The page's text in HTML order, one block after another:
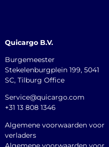
Quicargo B.V.
Burgemeester
Stekelenburgplein 199, 5041
SC, Tilburg Office
Service@quicargo.com
+31 13 808 1346
Algemene voorwaarden voor
verladers